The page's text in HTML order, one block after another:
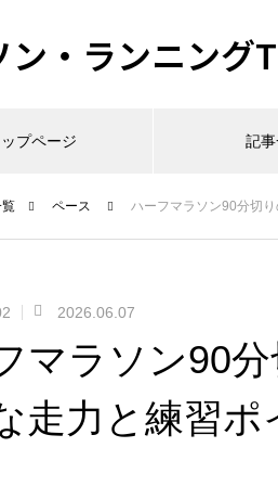
ン・ランニング
ップページ 記
ペース ハーフマラソン90分切
2026.06.07
マラソン90
走力と練習